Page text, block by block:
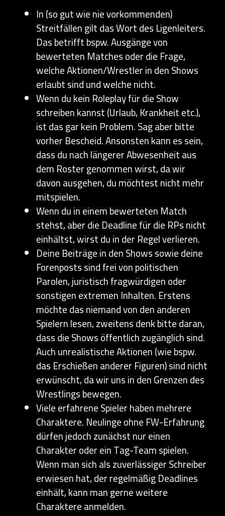
In (so gut wie nie vorkommenden)
Streitfällen gilt das Wort des Ligenleiters.
Das betrifft bspw. Ausgänge von
bewerteten Matches oder die Frage,
welche Aktionen/Wrestler in den Shows
erlaubt sind und welche nicht.
Wenn du kein Roleplay für die Show
schreiben kannst (Urlaub, Krankheit etc.),
ist das gar kein Problem. Sag aber bitte
vorher Bescheid. Ansonsten kann es sein,
dass du nach längerer Abwesenheit aus
dem Roster genommen wirst, da wir
davon ausgehen, du möchtest nicht mehr
mitspielen.
Wenn du in einem bewerteten Match
stehst, aber die Deadline für die RPs nicht
einhältst, wirst du in der Regel verlieren.
Deine Beiträge in den Shows sowie deine
Forenposts sind frei von politischen
Parolen, juristisch fragwürdigen oder
sonstigen extremen Inhalten. Erstens
möchte das niemand von den anderen
Spielern lesen, zweitens denk bitte daran,
dass die Shows öffentlich zugänglich sind.
Auch unrealistische Aktionen (wie bspw.
das Erschießen anderer Figuren) sind nicht
erwünscht, da wir uns in den Grenzen des
Wrestlings bewegen.
Viele erfahrene Spieler haben mehrere
Charaktere. Neulinge ohne FW-Erfahrung
dürfen jedoch zunächst nur einen
Charakter oder ein Tag-Team spielen.
Wenn man sich als zuverlässiger Schreiber
erwiesen hat, der regelmäßig Deadlines
einhält, kann man gerne weitere
Charaktere anmelden.